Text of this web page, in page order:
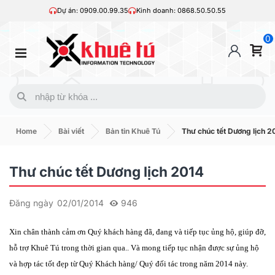
Dự án: 0909.00.99.35 Kinh doanh: 0868.50.50.55
0
Home Bài viết Bản tin Khuê Tú Thư chúc tết Dương lịch
Thư chúc tết Dương lịch 2014
Đăng ngày 02/01/2014 946
Xin chân thành cảm ơn Quý khách hàng đã, đang và tiếp tục ủng hộ, giúp đỡ,
hỗ trợ Khuê Tú trong thời gian qua.. Và mong tiếp tục nhận được sự ủng hộ
và hợp tác tốt đẹp từ Quý Khách hàng/ Quý đối tác trong năm 2014 này.